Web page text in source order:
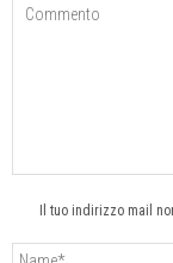
Il tuo indirizzo mail